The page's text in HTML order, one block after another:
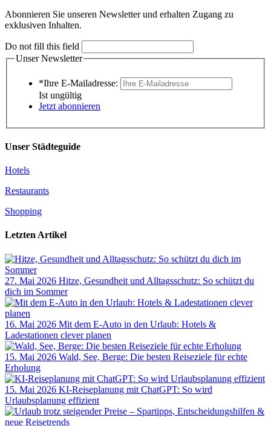
Abonnieren Sie unseren Newsletter und erhalten Zugang zu
exklusiven Inhalten.
Do not fill this field
Unser Newsletter
*Ihre E-Mailadresse:
Ist ungültig
Jetzt abonnieren
Unser Städteguide
Hotels
Restaurants
Shopping
Letzten Artikel
27. Mai 2026 Hitze, Gesundheit und Alltagsschutz: So schützt du
dich im Sommer
16. Mai 2026 Mit dem E-Auto in den Urlaub: Hotels &
Ladestationen clever planen
15. Mai 2026 Wald, See, Berge: Die besten Reiseziele für echte
Erholung
15. Mai 2026 KI-Reiseplanung mit ChatGPT: So wird
Urlaubsplanung effizient